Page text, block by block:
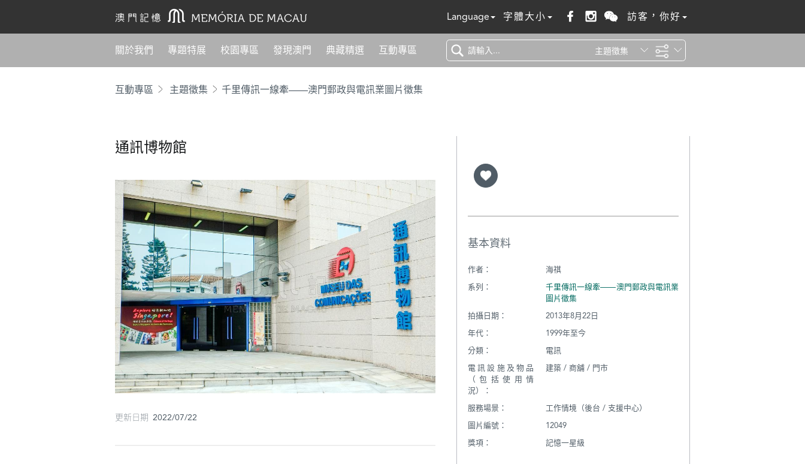
Language 字體大小 訪客，你好
關於我們 專題特展 校園專區 發現澳門 典藏精選 互動專區 主題徵集
互動專區 主題徵集 千里傳訊一線牽——澳門郵政與電訊業圖片徵集
通訊博物館
更新日期 2022/07/22
基本資料
作者：
海祺
系列：
千里傳訊一線牽——澳門郵政與電訊業
圖片徵集
拍攝日期：
2013年8月22日
年代：
1999年至今
分類：
電訊
電訊設施及物品
（包括使用情
況）：
建築 / 商舖 / 門市
服務場景：
工作情境（後台 / 支援中心）
圖片編號：
12049
獎項：
記憶一星級